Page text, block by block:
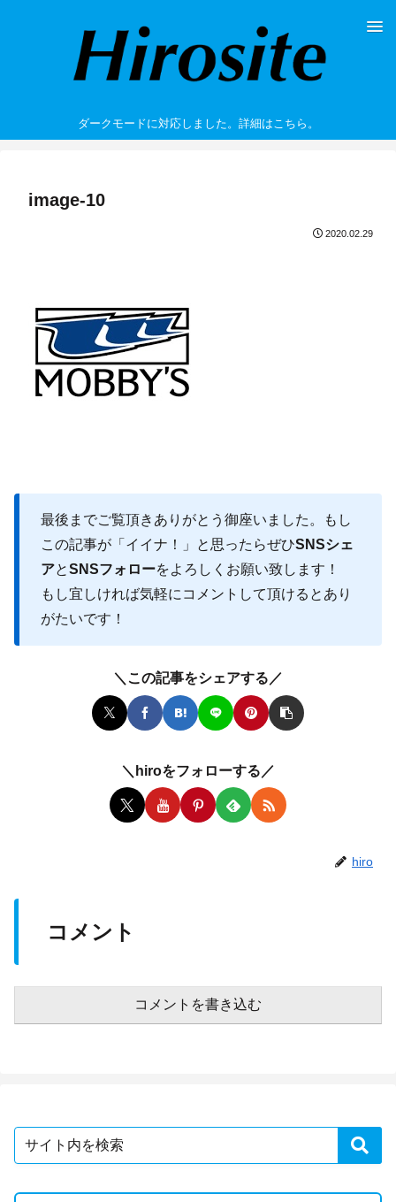
ダークモードに対応しました。詳細はこちら。
image-10
2020.02.29
最後までご覧頂きありがとう御座いました。もし
この記事が「イイナ！」と思ったらぜひSNSシェ
アとSNSフォローをよろしくお願い致します！
もし宜しければ気軽にコメントして頂けるとあり
がたいです！
＼この記事をシェアする／
＼hiroをフォローする／
hiro
コメント
コメントを書き込む